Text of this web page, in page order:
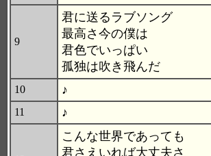
9
君に送るラブソング
最高さ今の僕は
君色でいっぱい
孤独は吹き飛んだ
10 ♪
11 ♪
こんな世界であっても
君さえいれば大丈夫さ